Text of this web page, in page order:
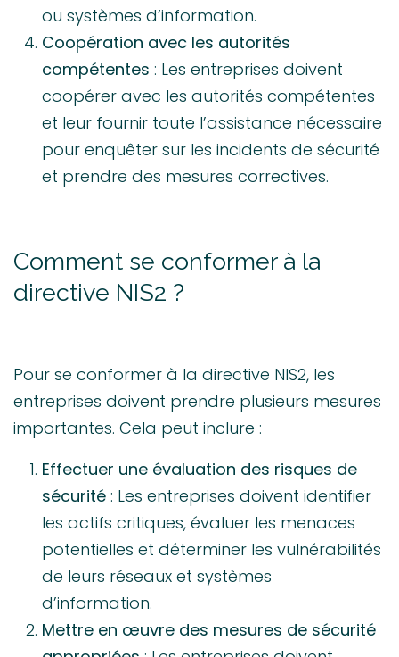
ou systèmes d’information.
Coopération avec les autorités
compétentes : Les entreprises doivent
coopérer avec les autorités compétentes
et leur fournir toute l’assistance nécessaire
pour enquêter sur les incidents de sécurité
et prendre des mesures correctives.
Comment se conformer à la
directive NIS2 ?
Pour se conformer à la directive NIS2, les
entreprises doivent prendre plusieurs mesures
importantes. Cela peut inclure :
Effectuer une évaluation des risques de
sécurité : Les entreprises doivent identifier
les actifs critiques, évaluer les menaces
potentielles et déterminer les vulnérabilités
de leurs réseaux et systèmes
d’information.
Mettre en œuvre des mesures de sécurité